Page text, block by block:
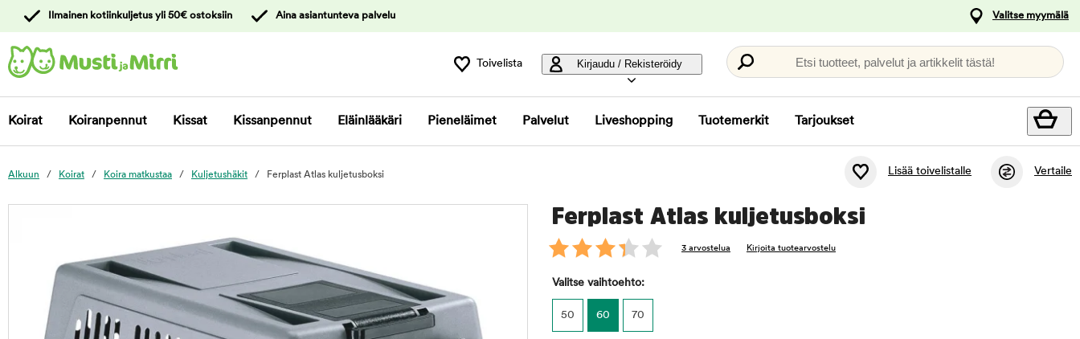
asiakaspalveluun
Ilmainen kotiinkuljetus yli 50€ ostoksiin Aina asiantunteva palvelu Valitse myymälä
Toivelista Kirjaudu / Rekisteröidy Etsi tuotteet, palvelut ja artikkelit tästä!
Koirat Koiranpennut Kissat Kissanpennut Eläinlääkäri Pieneläimet Palvelut Liveshopping Tuotemerkit Tarjoukset
Alkuun Koirat Koira matkustaa Kuljetushäkit Ferplast Atlas kuljetusboksi Lisää toivelistalle Vertaile
Ferplast Atlas kuljetusboksi
3 arvostelua Kirjoita tuotearvostelu
Valitse vaihtoehto:
50 60 70